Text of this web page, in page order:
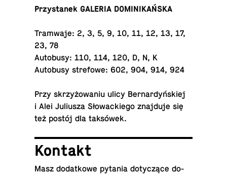
Przy­sta­nek GALERIA DOMINIKAŃSKA
Tram­wa­je: 2, 3, 5, 9, 10, 11, 12, 13, 17,
23, 78
Au­to­bu­sy: 110, 114, 120, D, N, K
Au­to­bu­sy stre­fo­we: 602, 904, 914, 924
Przy skrzy­żo­wa­niu ulicy Ber­nar­dyń­skiej
i Alei Ju­liu­sza Sło­wac­kie­go znaj­du­je się
też postój dla taksówek.
Kontakt
Masz do­dat­ko­we pytania do­ty­czą­ce do­